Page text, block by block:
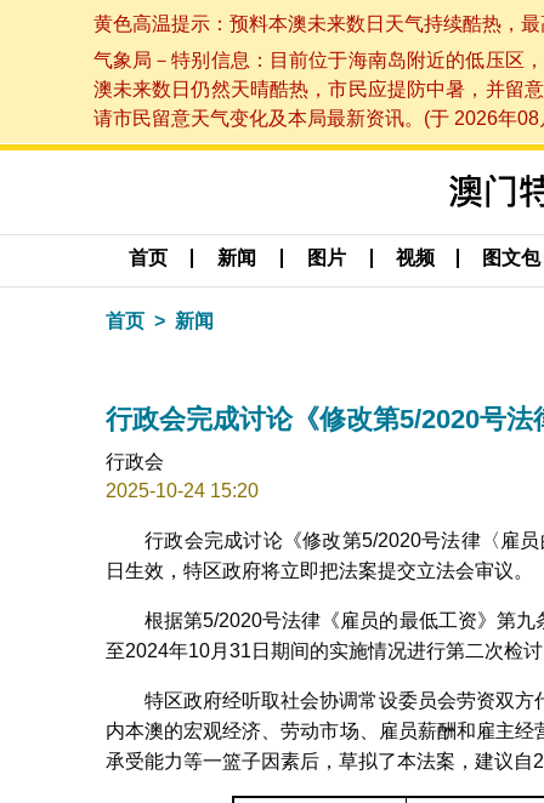
黄色高温提示：预料本澳未来数日天气持续酷热，
气象局－特别信息：目前位于海南岛附近的低压区
澳未来数日仍然天晴酷热，市民应提防中暑，并留
请市民留意天气变化及本局最新资讯。(于 2026年
首页 新闻 图片 视频 图文包
首页 新闻
行政会完成讨论《修改第5/2020号
行政会
2025-10-24 15:20
行政会完成讨论《修改第5/2020号法律〈雇
日生效，特区政府将立即把法案提交立法会审议。
根据第5/2020号法律《雇员的最低工资》第
至2024年10月31日期间的实施情况进行第二次检
特区政府经听取社会协调常设委员会劳资双
内本澳的宏观经济、劳动市场、雇员薪酬和雇主
承受能力等一篮子因素后，草拟了本法案，建议